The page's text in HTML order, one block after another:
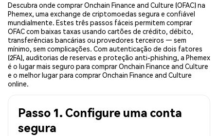
Descubra onde comprar Onchain Finance and Culture (OFAC) na
Phemex, uma exchange de criptomoedas segura e confiável
mundialmente. Estes três passos fáceis permitem comprar
OFAC com baixas taxas usando cartões de crédito, débito,
transferências bancárias ou provedores terceiros — sem
mínimo, sem complicações. Com autenticação de dois fatores
(2FA), auditorias de reservas e proteção anti-phishing, a Phemex
é o lugar mais seguro para comprar Onchain Finance and Culture
e o melhor lugar para comprar Onchain Finance and Culture
online.
Passo 1. Configure uma conta
segura